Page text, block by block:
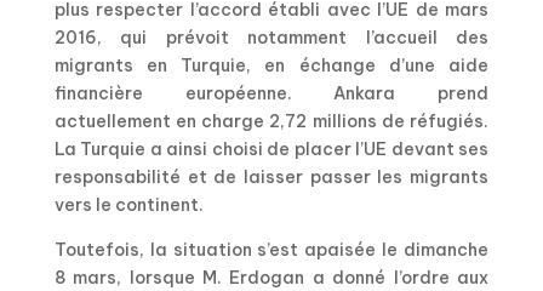
plus respecter l’accord établi avec l’UE de mars
2016, qui prévoit notamment l’accueil des
migrants en Turquie, en échange d’une aide
financière européenne. Ankara prend
actuellement en charge 2,72 millions de réfugiés.
La Turquie a ainsi choisi de placer l’UE devant ses
responsabilité et de laisser passer les migrants
vers le continent.
Toutefois, la situation s’est apaisée le dimanche
8 mars, lorsque M. Erdogan a donné l’ordre aux